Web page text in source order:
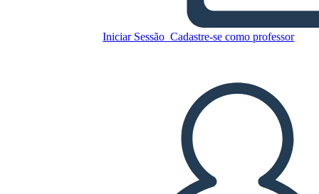
Iniciar Sessão Cadastre-se como professor
Copie este storyboard
CRIAR UM STORYBOARD
LEIA PRA MIM